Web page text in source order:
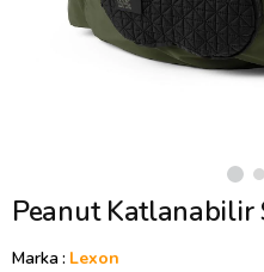
Peanut Katlanabilir
Marka: Lexon